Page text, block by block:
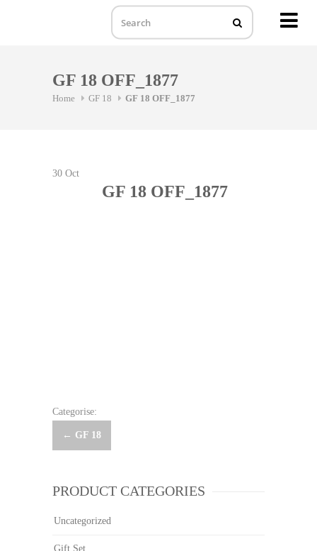
GF 18 OFF_1877
Home GF 18 GF 18 OFF_1877
30 Oct
GF 18 OFF_1877
Categorise:
Post
← GF 18
PRODUCT CATEGORIES
Uncategorized
Gift Set